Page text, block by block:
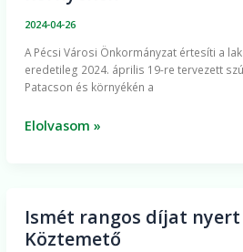
2024-04-26
​A Pécsi Városi Önkormányzat értesíti a
eredetileg 2024. április 19-re tervezett
Patacson és környékén a
Patacson
és
Elolvasom »
Ismét rangos díjat nyert
Köztemető
Ismét
rangos